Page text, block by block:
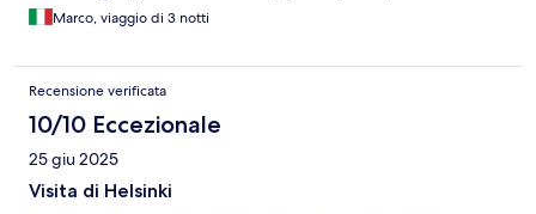
Marco, viaggio di 3 notti
Recensione verificata
10/10 Eccezionale
25 giu 2025
Visita di Helsinki